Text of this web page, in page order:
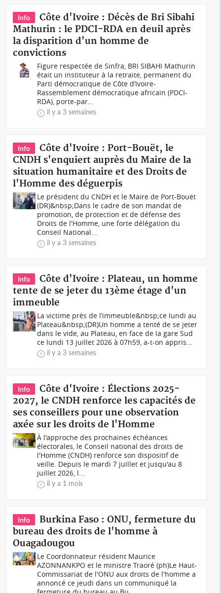
Info
Côte d'Ivoire : Décès de Bri Sibahi
Mathurin : le PDCI-RDA en deuil après
la disparition d'un homme de
convictions
Figure respectée de Sinfra, BRI SIBAHI Mathurin
était un instituteur à la retraite, permanent du
Parti démocratique de Côte d’Ivoire-
Rassemblement démocratique africain (PDCI-
RDA), porte-par...
il y a 3 semaines
Info
Côte d'Ivoire : Port-Bouët, le
CNDH s'enquiert auprès du Maire de la
situation humanitaire et des Droits de
l'Homme des déguerpis
Le président du CNDH et le Maire de Port-Bouët
(DR)&nbsp;Dans le cadre de son mandat de
promotion, de protection et de défense des
Droits de l'Homme, une forte délégation du
Conseil National...
il y a 3 semaines
Info
Côte d'Ivoire : Plateau, un homme
tente de se jeter du 13ème étage d'un
immeuble
La victime près de l’immeuble&nbsp;ce lundi au
Plateau&nbsp;(DR)Un homme a tenté de se jeter
dans le vide, au Plateau, en face de la gare Sud
ce lundi 13 juillet 2026 à 07h59, a-t-on appris...
il y a 3 semaines
Info
Côte d'Ivoire : Élections 2025-
2027, le CNDH renforce les capacités de
ses conseillers pour une observation
axée sur les droits de l'Homme
À l'approche des prochaines échéances
électorales, le Conseil national des droits de
l'Homme (CNDH) renforce son dispositif de
veille. Depuis le mardi 7 juillet et jusqu'au 8
juillet 2026, l...
il y a 1 mois
Info
Burkina Faso : ONU, fermeture du
bureau des droits de l'homme à
Ouagadougou
Le Coordonnateur résident Maurice
AZONNANKPO et le ministre Traoré (ph)Le Haut-
Commissariat de l'ONU aux droits de l'homme a
annoncé ce jeudi dans un communiqué la